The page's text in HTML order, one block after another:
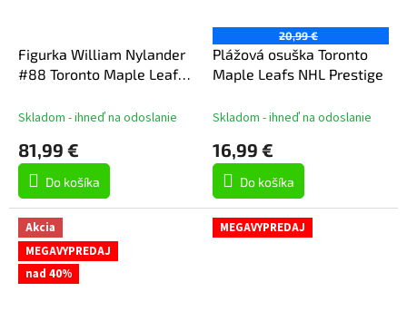
Figurka William Nylander
#88 Toronto Maple Leafs
2023/2024 Season Away
Skladom - ihneď na odoslanie
81,99 €
Do košíka
20,99 €
Plážová osuška Toronto
Maple Leafs NHL Prestige
Skladom - ihneď na odoslanie
16,99 €
Do košíka
Akcia
MEGAVYPREDAJ
nad 40%
MEGAVYPREDAJ